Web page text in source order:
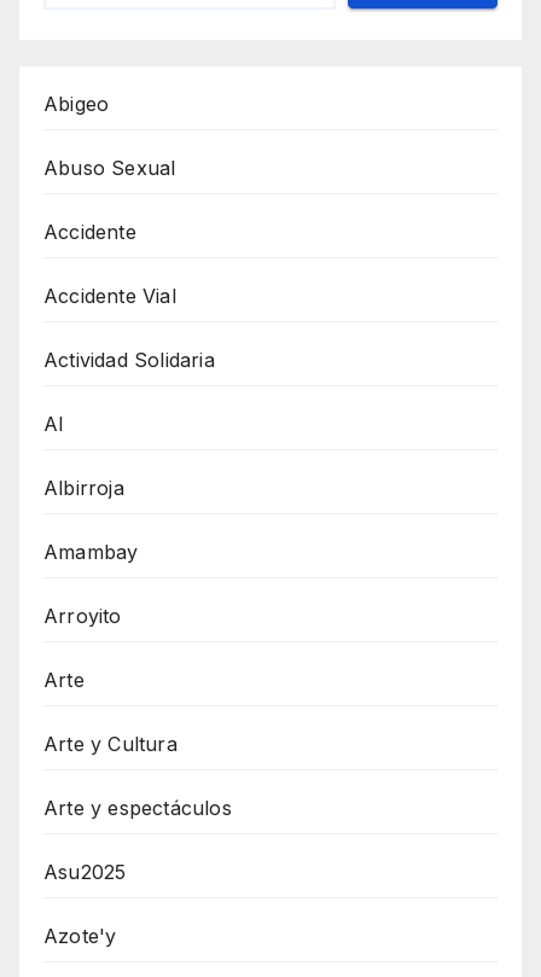
Abigeo
Abuso Sexual
Accidente
Accidente Vial
Actividad Solidaria
AI
Albirroja
Amambay
Arroyito
Arte
Arte y Cultura
Arte y espectáculos
Asu2025
Azote'y